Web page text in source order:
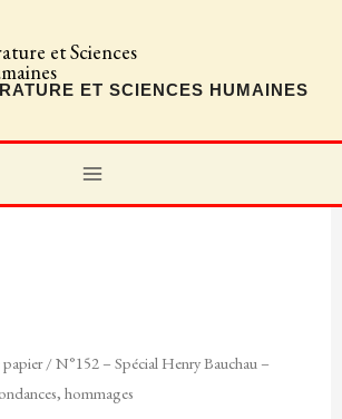
ET SCIENCES HUMAINES
MAIN
papier/ N°152 – Spécial Henry Bauchau –
hommages